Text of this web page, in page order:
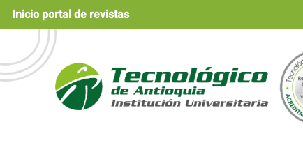
Navegación
principal
Contenido
principal
Barra
lateral
Inicio portal de revistas